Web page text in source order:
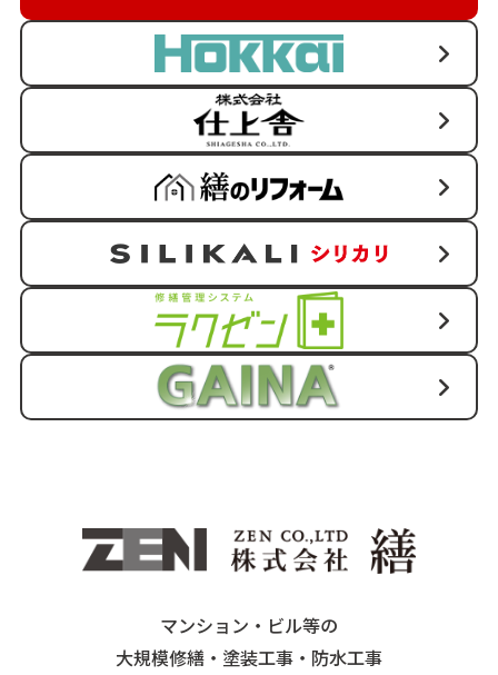
マンション・ビル等の
大規模修繕・塗装工事・防水工事